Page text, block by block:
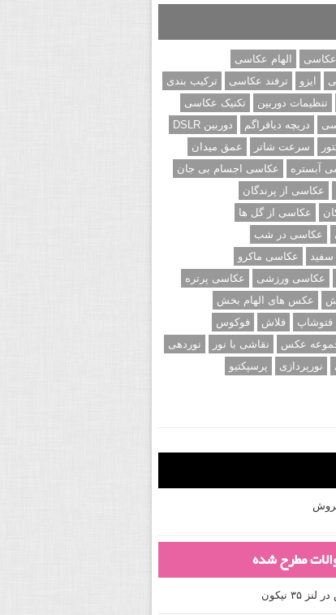
الهام عکاسی
ایزو ترفند عکاسی
ترکیب بندی
تنظیمات دوربین
تکنیک عکاسی
دریچه دیافراگم
دوربین DSLR
سرعت شاتر
عمق میدان
آبستره
عکاسی اجسام بی جان
عکاسی از پرندگان
عکاسی از گل ها
عکاسی در شب
عکاسی ماکرو
عکاسی ورزشی
عکاسی پرتره
عکس های الهام بخش
فتوشاپ فلاش
فوکوس
عکس نقاشی با نور
نوردهی
نورپردازی
پرسپکتیو
مطرح شده
نیکون